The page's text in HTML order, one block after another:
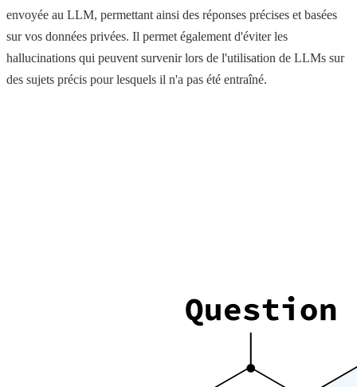
envoyée au LLM, permettant ainsi des réponses précises et basées
sur vos données privées. Il permet également d'éviter les
hallucinations qui peuvent survenir lors de l'utilisation de LLMs sur
des sujets précis pour lesquels il n'a pas été entraîné.